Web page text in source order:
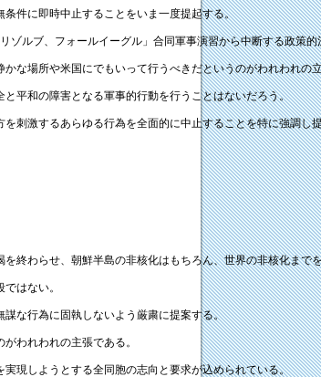
件に即時中止することをいま一度提起する。
ルブ、フォールイーグル」合同軍事演習から中断する政策
な場所や米国にでもいって行うべきだというのがわれわれの
平和の障害となる軍事的行動を行うことはないだろう。
刺激するあらゆる行為を全面的に中止することを特に強調し
わらせ、朝鮮半島の非核化はもちろん、世界の非核化まで
はない。
な行為に固執しないよう厳粛に提案する。
われわれの主張である。
現しようとする全同胞の志向と要求が込められている。